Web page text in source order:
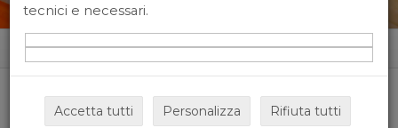
Home News&events
tecnici e necessari.
Accetta tutti Personalizza Rifiuta tutti